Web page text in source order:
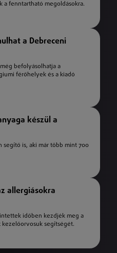
fenntartható megoldásokra.
a Debreceni
befolyásolhatja a
férőhelyek és a kiadó
készül a
is, aki már több mint 700
allergiásokra
időben kezdjék meg a
segítségét.